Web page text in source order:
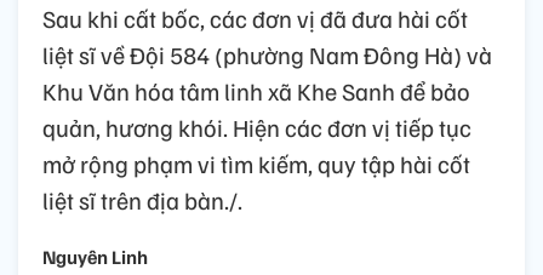
Sau khi cất bốc, các đơn vị đã đưa hài cốt
liệt sĩ về Đội 584 (phường Nam Đông Hà) và
Khu Văn hóa tâm linh xã Khe Sanh để bảo
quản, hương khói. Hiện các đơn vị tiếp tục
mở rộng phạm vi tìm kiếm, quy tập hài cốt
liệt sĩ trên địa bàn./.
Nguyên Linh